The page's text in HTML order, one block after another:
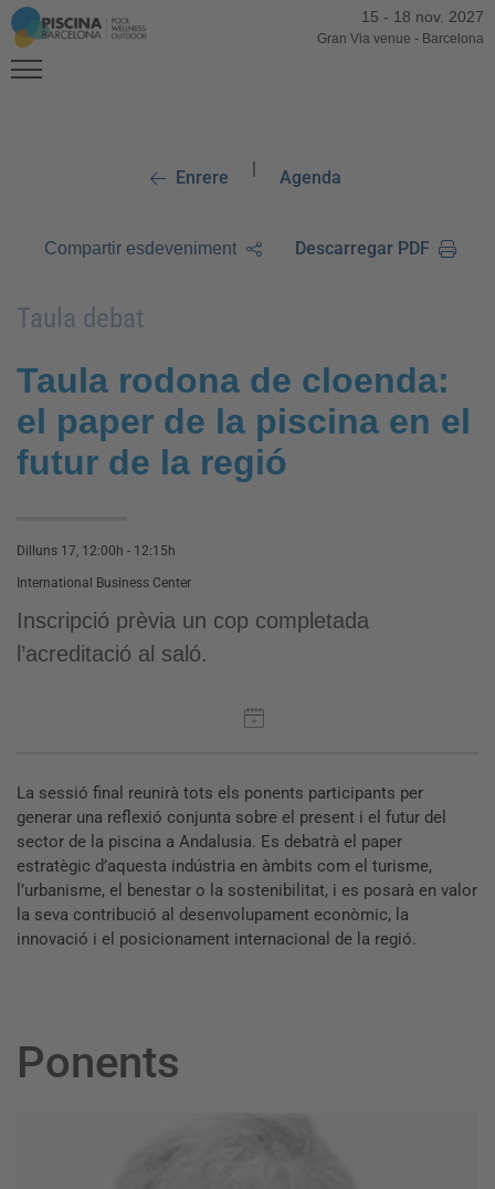
15 - 18 nov. 2027
Gran Via venue - Barcelona
Enrere | Agenda
Compartir esdeveniment Descarregar PDF
Taula debat
Taula rodona de cloenda:
el paper de la piscina en el
futur de la regió
Dilluns 17, 12:00h - 12:15h
International Business Center
Inscripció prèvia un cop completada
l’acreditació al saló.
La sessió final reunirà tots els ponents participants per
generar una reflexió conjunta sobre el present i el futur del
sector de la piscina a Andalusia. Es debatrà el paper
estratègic d’aquesta indústria en àmbits com el turisme,
l’urbanisme, el benestar o la sostenibilitat, i es posarà en valor
la seva contribució al desenvolupament econòmic, la
innovació i el posicionament internacional de la regió.
Ponents